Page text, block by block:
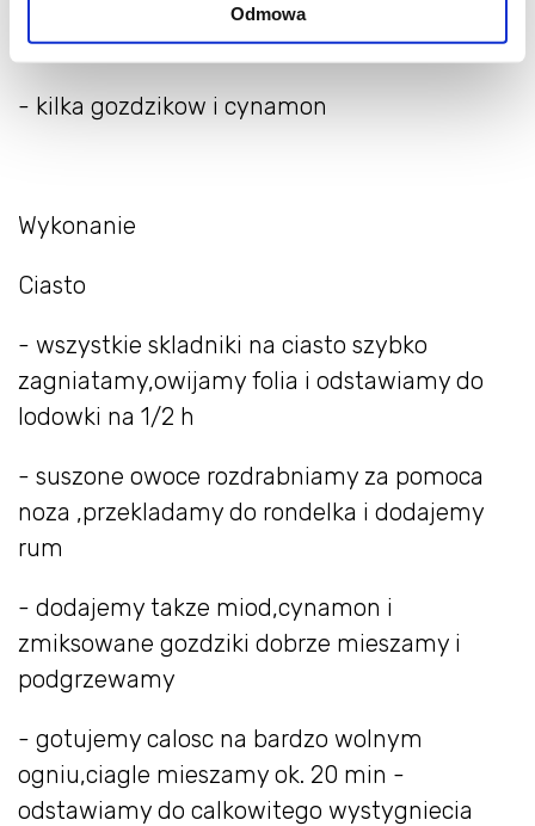
Odmowa
. 1 lyzka miodu
- kilka gozdzikow i cynamon
Wykonanie
Ciasto
- wszystkie skladniki na ciasto szybko
zagniatamy,owijamy folia i odstawiamy do
lodowki na 1/2 h
- suszone owoce rozdrabniamy za pomoca
noza ,przekladamy do rondelka i dodajemy
rum
- dodajemy takze miod,cynamon i
zmiksowane gozdziki dobrze mieszamy i
podgrzewamy
- gotujemy calosc na bardzo wolnym
ogniu,ciagle mieszamy ok. 20 min -
odstawiamy do calkowitego wystygniecia